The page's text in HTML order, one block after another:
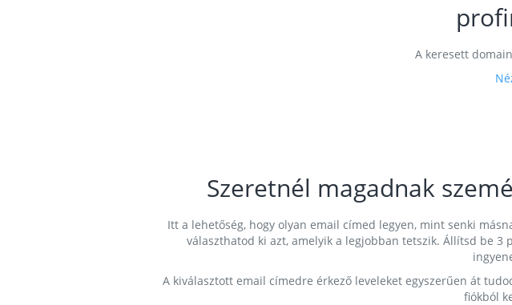
A keresett
Szeretnél magadnak
Itt a lehetőség, hogy olyan email címed legyen, mint senki
választhatod ki azt, amelyik a legjobban tetszik. Állítsd be
A kiválasztott email címedre érkező leveleket egyszerűen át
fiókból